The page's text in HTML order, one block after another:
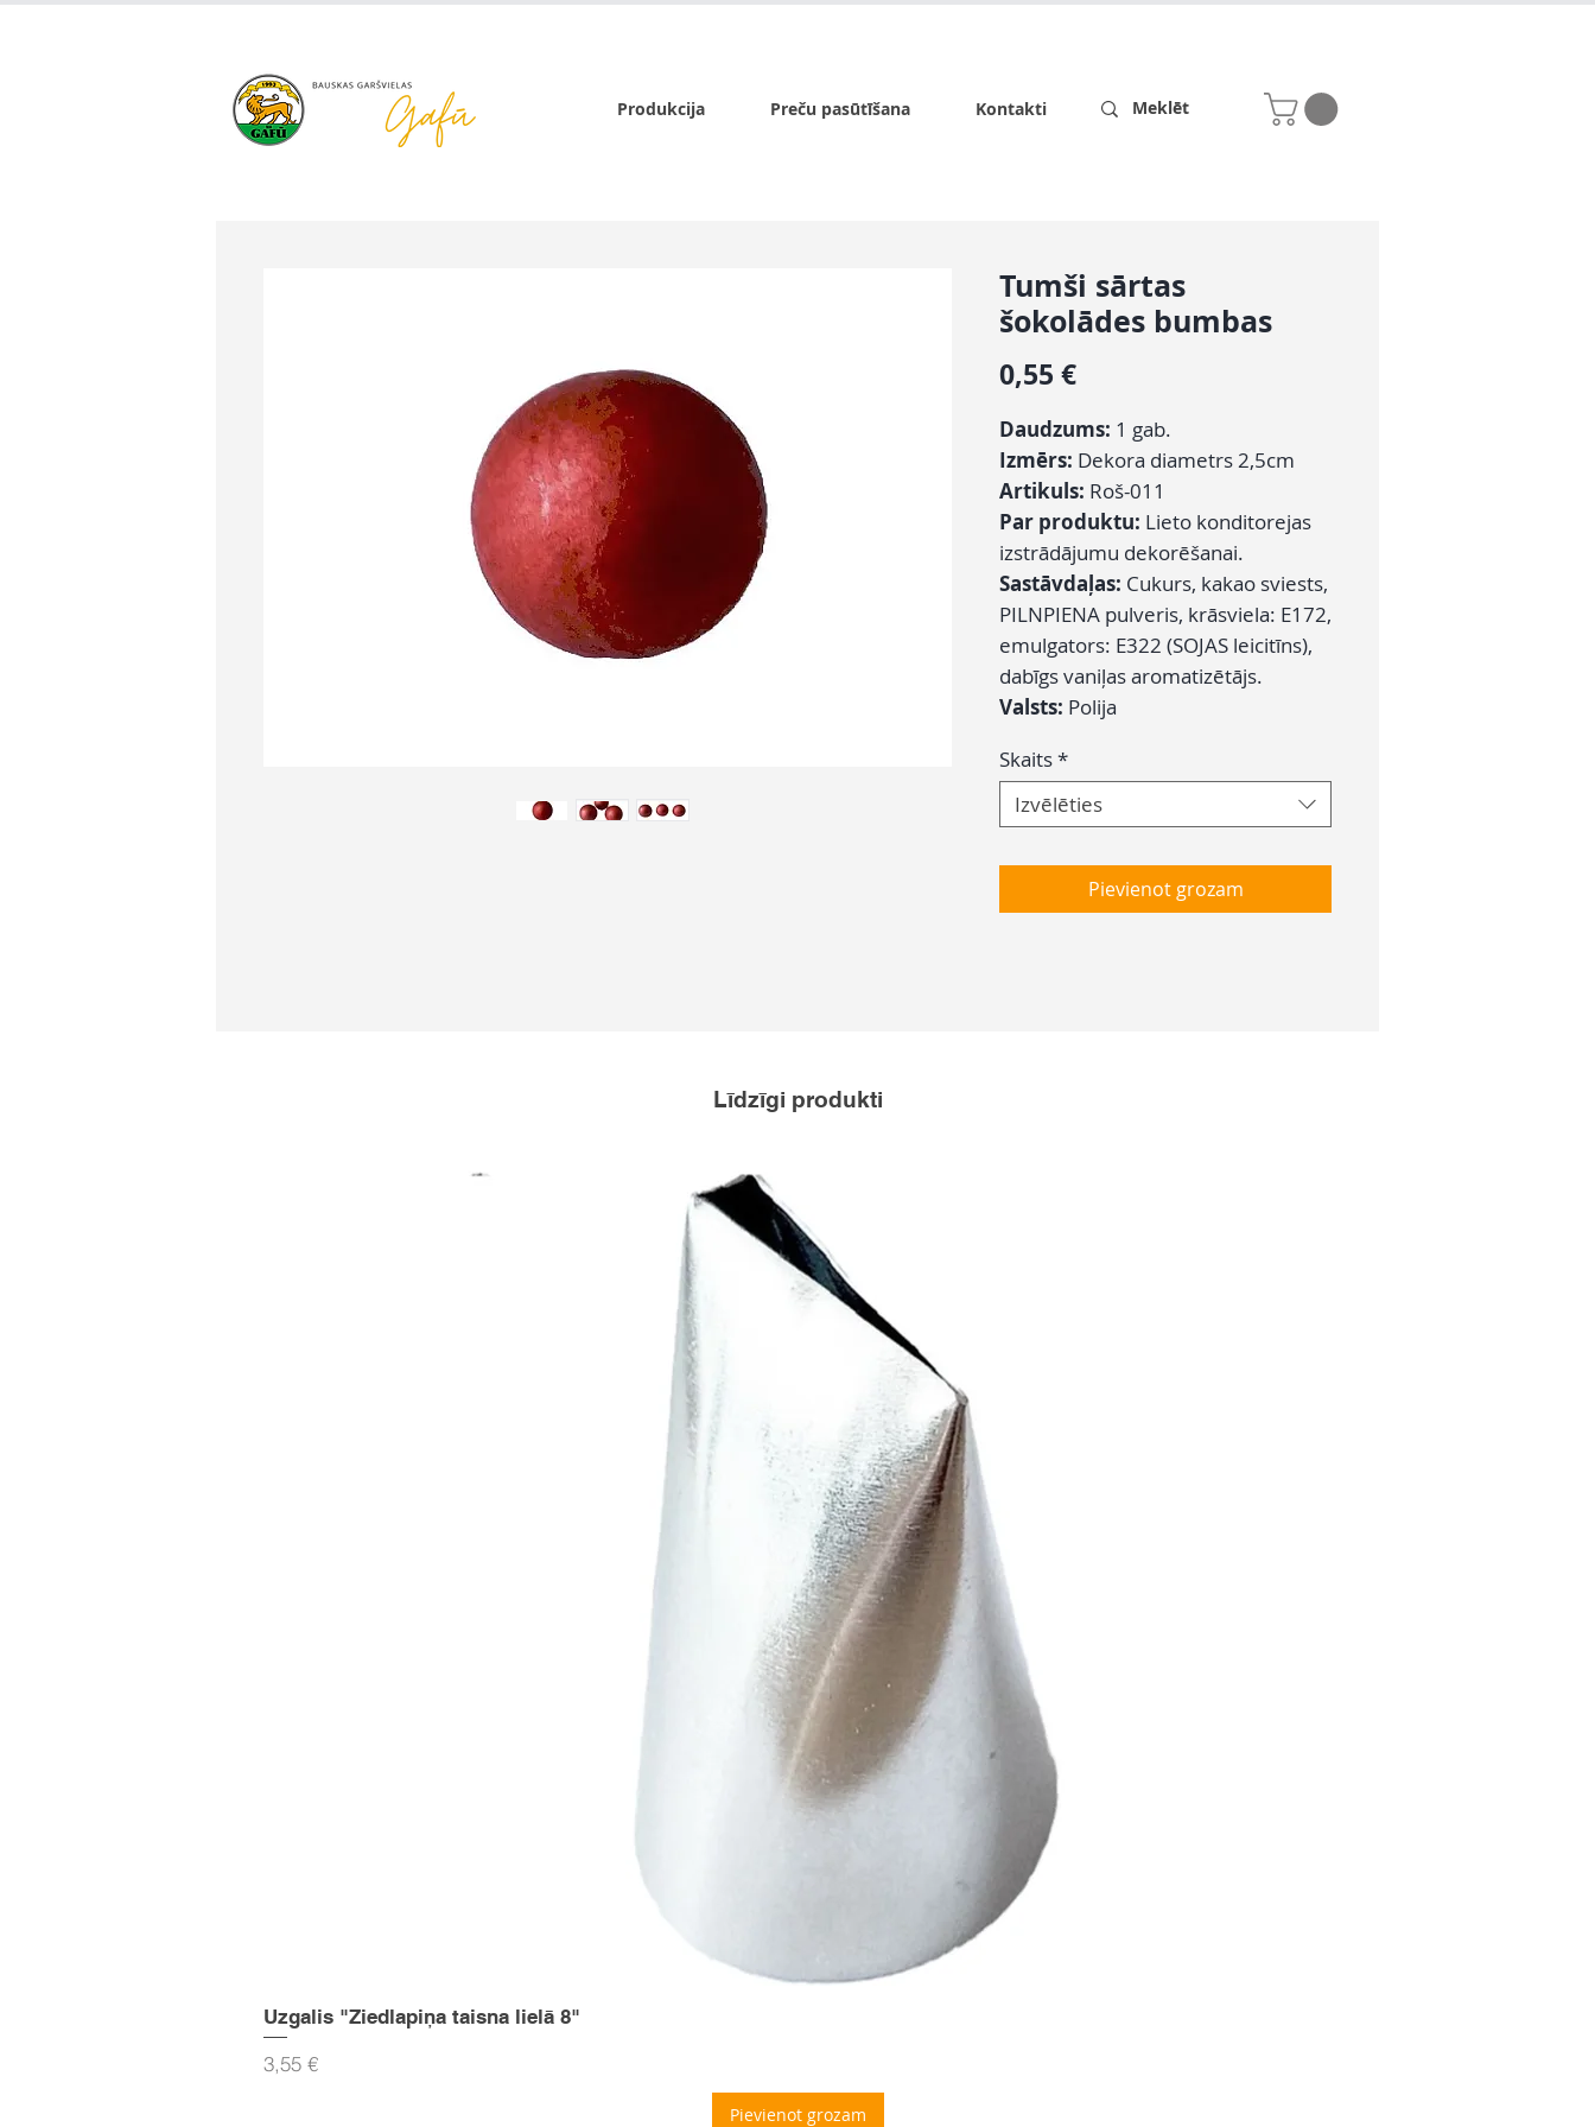
Produkcija Preču pasūtīšana Kontakti
Tumši sārtas
šokolādes bumbas
0,55 €Cena
Daudzums: 1 gab.
Izmērs: Dekora diametrs 2,5cm
Artikuls: Roš-011
Par produktu: Lieto konditorejas
izstrādājumu dekorēšanai.
Sastāvdaļas: Cukurs, kakao sviests,
PILNPIENA pulveris, krāsviela: E172,
emulgators: E322 (SOJAS leicitīns),
dabīgs vaniļas aromatizētājs.
Valsts: Polija
Skaits*
Izvēlēties
Pievienot grozam
Līdzīgi produkti
Uzgalis "Ziedlapiņa taisna lielā 8"
Cena
3,55 €
Pievienot grozam